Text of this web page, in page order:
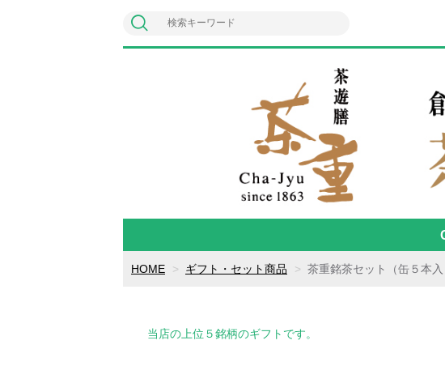
HOME ギフト・セット商品 茶重銘茶セット（缶５本入
当店の上位５銘柄のギフトです。